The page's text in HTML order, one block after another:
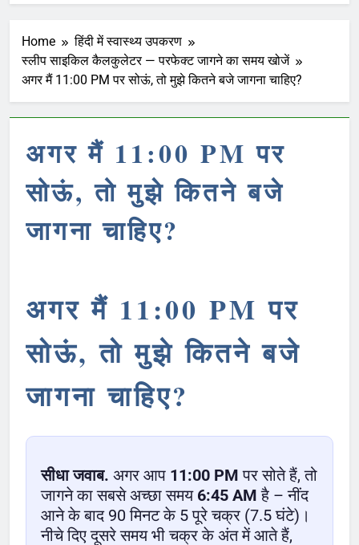
Home
हिंदी में स्वास्थ्य उपकरण
स्लीप साइकिल कैलकुलेटर — परफेक्ट जागने का समय खोजें
अगर मैं 11:00 PM पर सोऊं, तो मुझे कितने बजे जागना चाहिए?
अगर मैं 11:00 PM पर
सोऊं, तो मुझे कितने बजे
जागना चाहिए?
अगर मैं 11:00 PM पर
सोऊं, तो मुझे कितने बजे
जागना चाहिए?
सीधा जवाब. अगर आप 11:00 PM पर सोते हैं, तो
जागने का सबसे अच्छा समय 6:45 AM है – नींद
आने के बाद 90 मिनट के 5 पूरे चक्र (7.5 घंटे)।
नीचे दिए दूसरे समय भी चक्र के अंत में आते हैं,